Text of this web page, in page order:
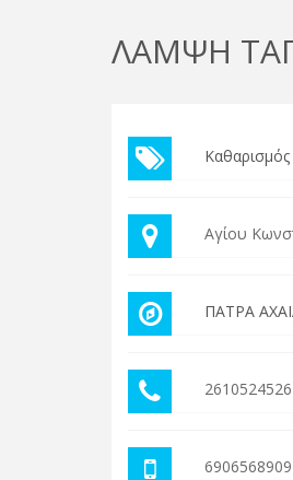
ΛΑΜΨΗ
Αγίου
ΠΑΤΡΑ
2610524526
6906568909